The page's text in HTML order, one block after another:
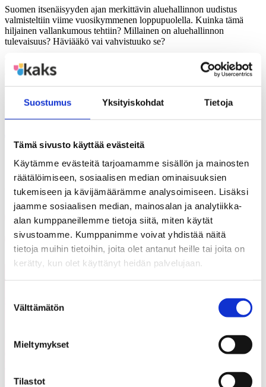
Suostumus Yksityiskohdat Tietoja
Tämä sivusto käyttää evästeitä
Käytämme evästeitä tarjoamamme sisällön ja mainosten
räätälöimiseen, sosiaalisen median ominaisuuksien
tukemiseen ja kävijämäärämme analysoimiseen. Lisäksi
jaamme sosiaalisen median, mainosalan ja analytiikka-
alan kumppaneillemme tietoja siitä, miten käytät
sivustoamme. Kumppanimme voivat yhdistää näitä
tietoja muihin tietoihin, joita olet antanut heille tai joita on
kerätty, kun olet käyttänyt heidän palvelujaan.
valinta
Välttämätön
Mieltymykset
Tilastot
Suomen itsenäisyyden ajan merkittävin aluehallinnon uudistus
valmisteltiin viime vuosikymmenen loppupuolella. Kuinka tämä
hiljainen vallankumous tehtiin? Millainen on aluehallinnon
tulevaisuus? Häviääkö vai vahvistuuko se?
Timo Reinan kirja valaisee oivallisesti reitit nykyiseen
aluehallintoomme ja luotaa sen tulevaisuutta.
Jaa artikkeli
Share on Facebook
Share on LinkedIn
Email this Page
Voisit olla kiinnostunut myös
ajankohtaiset